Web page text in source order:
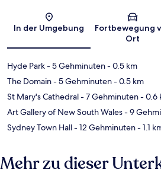
Karte
In der Umgebung
Fortbewegung
Ort
Hyde Park- 5 Gehminuten- 0.5 km
The Domain- 5 Gehminuten- 0.5 km
St Mary's Cathedral- 7 Gehminuten- 0.6
Art Gallery of New South Wales- 9
Sydney Town Hall- 12 Gehminuten- 1.1
Mehr zu dieser